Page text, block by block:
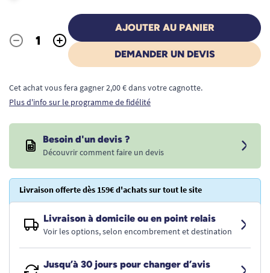
Quantité
- +
AJOUTER AU PANIER
DEMANDER UN DEVIS
Cet achat vous fera gagner 2,00 € dans votre cagnotte.
Plus d'info sur le programme de fidélité
Besoin d'un devis ?
Découvrir comment faire un devis
Livraison offerte dès 159€ d'achats sur tout le site
Livraison à domicile ou en point relais
Voir les options, selon encombrement et destination
Jusqu’à 30 jours pour changer d’avis